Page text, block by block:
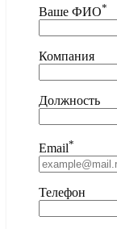
Ваше ФИО*
Компания
Должность
Email*
Телефон